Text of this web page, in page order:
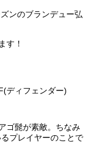
ンのブランデュー弘
す！
ディフェンダー)
ゴ髭が素敵。ちなみ
プレイヤーのことで